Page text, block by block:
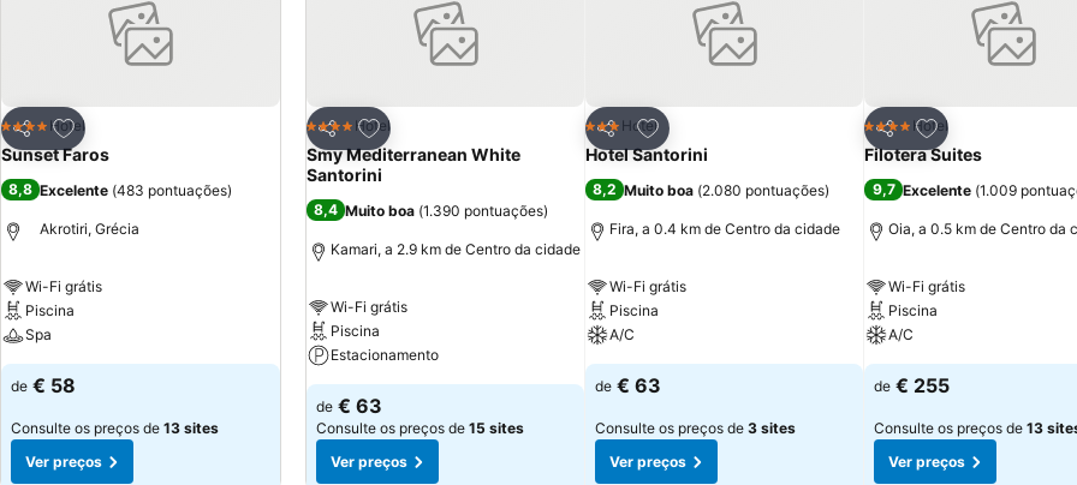
Partilhar
Adicionar aos favoritos
4 EstrelasHotel
Sunset Faros
8,8 Excelente (483 pontuações)
Akrotiri, Grécia
Wi-Fi grátis
Piscina
Spa
de € 58
Consulte os preços de 13 sites
Ver preços
Partilhar
Adicionar aos favoritos
4 EstrelasHotel
Smy Mediterranean White
Santorini
8,4 Muito boa (1.390 pontuações)
Kamari, a 2.9 km de Centro da cidade
Wi-Fi grátis
Piscina
Estacionamento
de € 63
Consulte os preços de 15 sites
Ver preços
Partilhar
Adicionar aos favoritos
3 Estrelas
Hotel
Hotel Santorini
8,2 Muito boa (2.080 pontuações)
Fira, a 0.4 km de Centro da cidade
Wi-Fi grátis
Piscina
A/C
de € 63
Consulte os preços de 3 sites
Ver preços
Partilhar
Adicionar aos
4 EstrelasHotel
Filotera Suites
9,7 Excelente (1.009
Oia, a 0.5 km de Centro da
Wi-Fi grátis
Piscina
A/C
de € 255
Consulte os preços de 13
Ver preços